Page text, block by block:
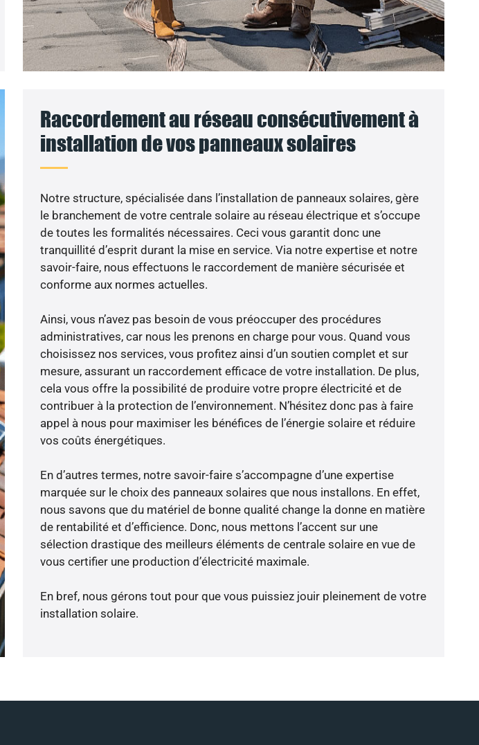
Raccordement au réseau consécutivement à
installation de vos panneaux solaires
Notre structure, spécialisée dans l’installation de panneaux solaires, gère
le branchement de votre centrale solaire au réseau électrique et s’occupe
de toutes les formalités nécessaires. Ceci vous garantit donc une
tranquillité d’esprit durant la mise en service. Via notre expertise et notre
savoir-faire, nous effectuons le raccordement de manière sécurisée et
conforme aux normes actuelles.
Ainsi, vous n’avez pas besoin de vous préoccuper des procédures
administratives, car nous les prenons en charge pour vous. Quand vous
choisissez nos services, vous profitez ainsi d’un soutien complet et sur
mesure, assurant un raccordement efficace de votre installation. De plus,
cela vous offre la possibilité de produire votre propre électricité et de
contribuer à la protection de l’environnement. N’hésitez donc pas à faire
appel à nous pour maximiser les bénéfices de l’énergie solaire et réduire
vos coûts énergétiques.
En d’autres termes, notre savoir-faire s’accompagne d’une expertise
marquée sur le choix des panneaux solaires que nous installons. En effet,
nous savons que du matériel de bonne qualité change la donne en matière
de rentabilité et d’efficience. Donc, nous mettons l’accent sur une
sélection drastique des meilleurs éléments de centrale solaire en vue de
vous certifier une production d’électricité maximale.
En bref, nous gérons tout pour que vous puissiez jouir pleinement de votre
installation solaire.